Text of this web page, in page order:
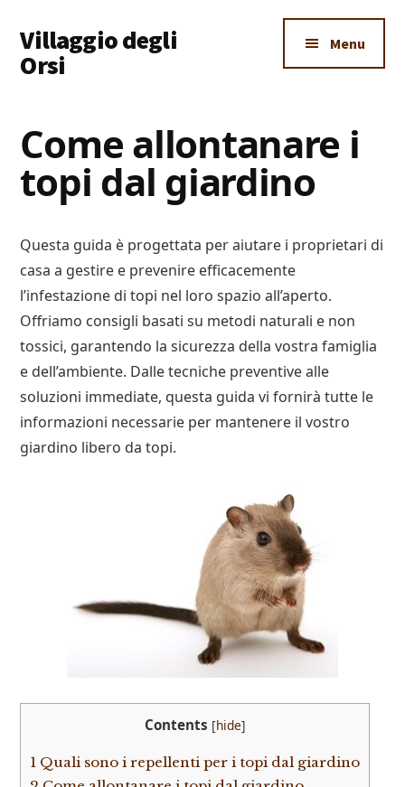
main
content
primary
sidebar
footer
menu
Villaggio degli
Orsi
Dove
Imparare
Tutto
Menu
Come allontanare i
topi dal giardino
Questa guida è progettata per aiutare i proprietari di
casa a gestire e prevenire efficacemente
l’infestazione di topi nel loro spazio all’aperto.
Offriamo consigli basati su metodi naturali e non
tossici, garantendo la sicurezza della vostra famiglia
e dell’ambiente. Dalle tecniche preventive alle
soluzioni immediate, questa guida vi fornirà tutte le
informazioni necessarie per mantenere il vostro
giardino libero da topi.
Contents [hide]
1 Quali sono i repellenti per i topi dal giardino